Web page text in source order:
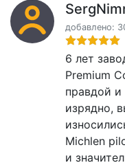
добавлено:
6 лет
Premium
правдой и
изрядно,
Michlen
и